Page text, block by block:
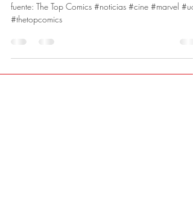
fuente: The Top Comics #noticias #cine #marvel
#thetopcomics